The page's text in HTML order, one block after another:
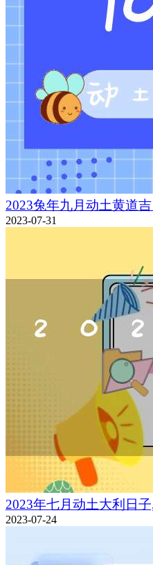
2023兔年九月动土黄道
2023-07-31
2023年七月动土大利日
2023-07-24